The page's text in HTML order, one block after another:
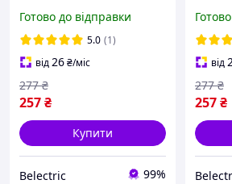
Готово до відправки
5.0 (1)
від26₴/міс
257₴
277 ₴
Купити
Belectric 99%
від
257₴
277 ₴